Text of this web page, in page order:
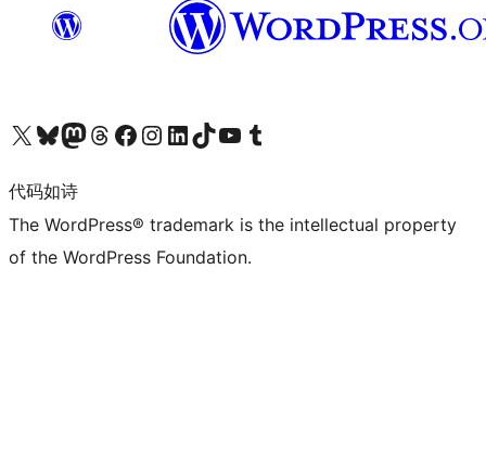
关注我们的 X（原 Twitter）账号访问我们的 Bluesky 账号关注我们的 Mastodon 账号访问我们的 Threads 账号 访问我们的 Facebook 公共主页关注我们的 Instagram 账号 关注我们的 LinkedIn 主页访问我们的 TikTok 账号访问我们的 YouTube 频道 访问我们的 Tumblr 账号
代码如诗
The WordPress® trademark is the intellectual property
of the WordPress Foundation.